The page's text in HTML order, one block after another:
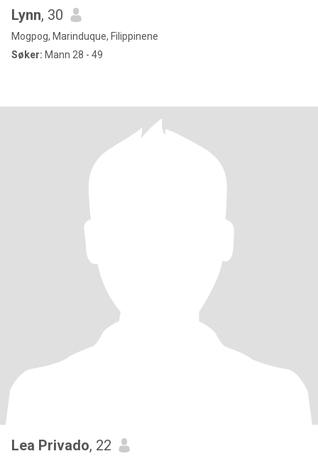
Lynn, 30
Mogpog, Marinduque, Filippinene
Søker: Mann 28 - 49
Lea Privado, 22